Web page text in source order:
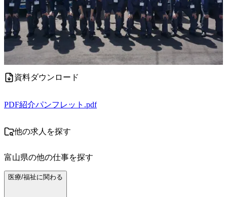
資料ダウンロード
PDF紹介パンフレット.pdf
他の求人を探す
富山県の他の仕事を探す
医療/福祉に関わる